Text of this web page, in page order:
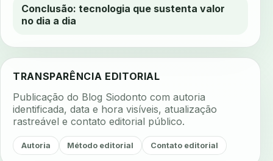
Conclusão: tecnologia que sustenta valor
no dia a dia
TRANSPARÊNCIA EDITORIAL
Publicação do Blog Siodonto com autoria
identificada, data e hora visíveis, atualização
rastreável e contato editorial público.
Autoria Método editorial Contato editorial